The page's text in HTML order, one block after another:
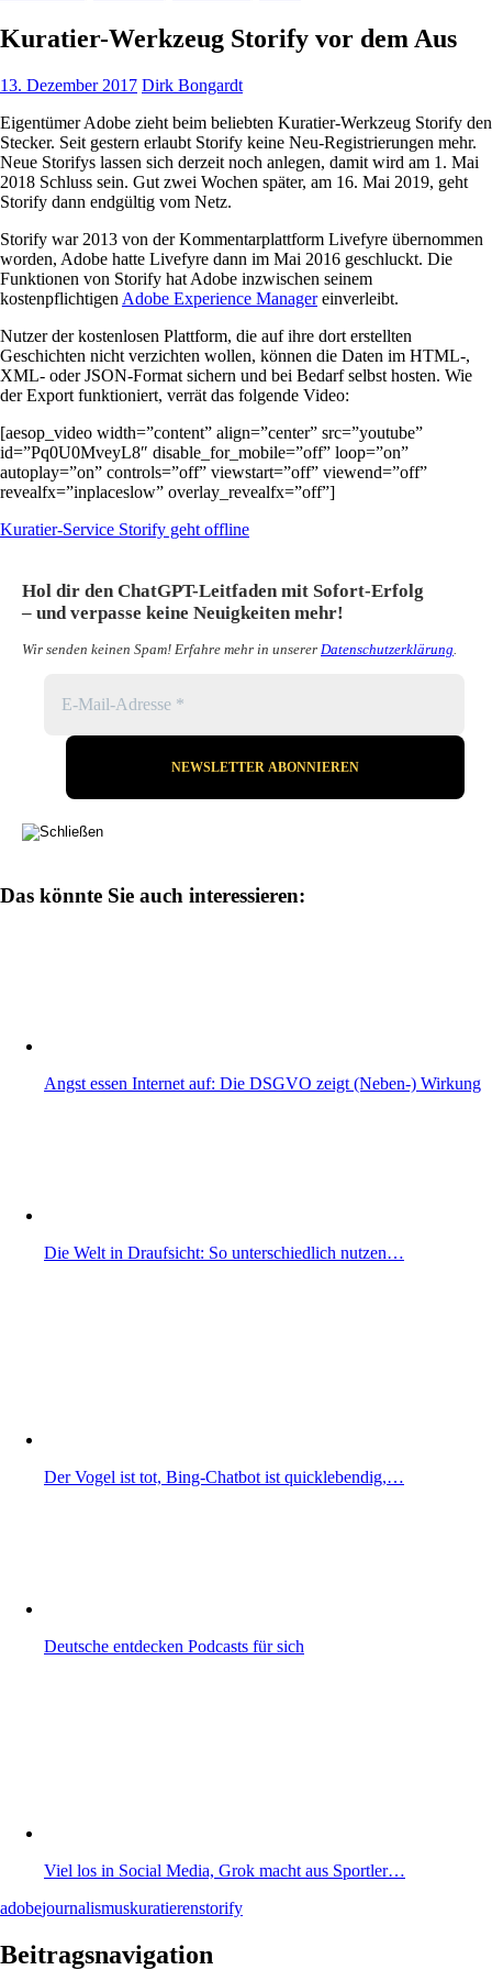
Kuratier-Werkzeug Storify vor dem Aus
13. Dezember 2017 Dirk Bongardt
Eigentümer Adobe zieht beim beliebten Kuratier-Werkzeug Storify den
Stecker. Seit gestern erlaubt Storify keine Neu-Registrierungen mehr.
Neue Storifys lassen sich derzeit noch anlegen, damit wird am 1. Mai
2018 Schluss sein. Gut zwei Wochen später, am 16. Mai 2019, geht
Storify dann endgültig vom Netz.
Storify war 2013 von der Kommentarplattform Livefyre übernommen
worden, Adobe hatte Livefyre dann im Mai 2016 geschluckt. Die
Funktionen von Storify hat Adobe inzwischen seinem
kostenpflichtigen Adobe Experience Managereinverleibt.
Nutzer der kostenlosen Plattform, die auf ihre dort erstellten
Geschichten nicht verzichten wollen, können die Daten im HTML-,
XML- oder JSON-Format sichern und bei Bedarf selbst hosten. Wie
der Export funktioniert, verrät das folgende Video:
[aesop_video width=”content” align=”center” src=”youtube”
id=”Pq0U0MveyL8″ disable_for_mobile=”off” loop=”on”
autoplay=”on” controls=”off” viewstart=”off” viewend=”off”
revealfx=”inplaceslow” overlay_revealfx=”off”]
Kuratier-Service Storify geht offline
Hol dir den ChatGPT-Leitfaden mit Sofort-Erfolg
– und verpasse keine Neuigkeiten mehr!
Wir senden keinen Spam! Erfahre mehr in unserer Datenschutzerklärung
Das könnte Sie auch interessieren:
Angst essen Internet auf: Die DSGVO zeigt (Neben-) Wirkung
Die Welt in Draufsicht: So unterschiedlich nutzen…
Der Vogel ist tot, Bing-Chatbot ist quicklebendig,…
Deutsche entdecken Podcasts für sich
Viel los in Social Media, Grok macht aus Sportler…
adobejournalismuskuratierenstorify
Beitragsnavigation